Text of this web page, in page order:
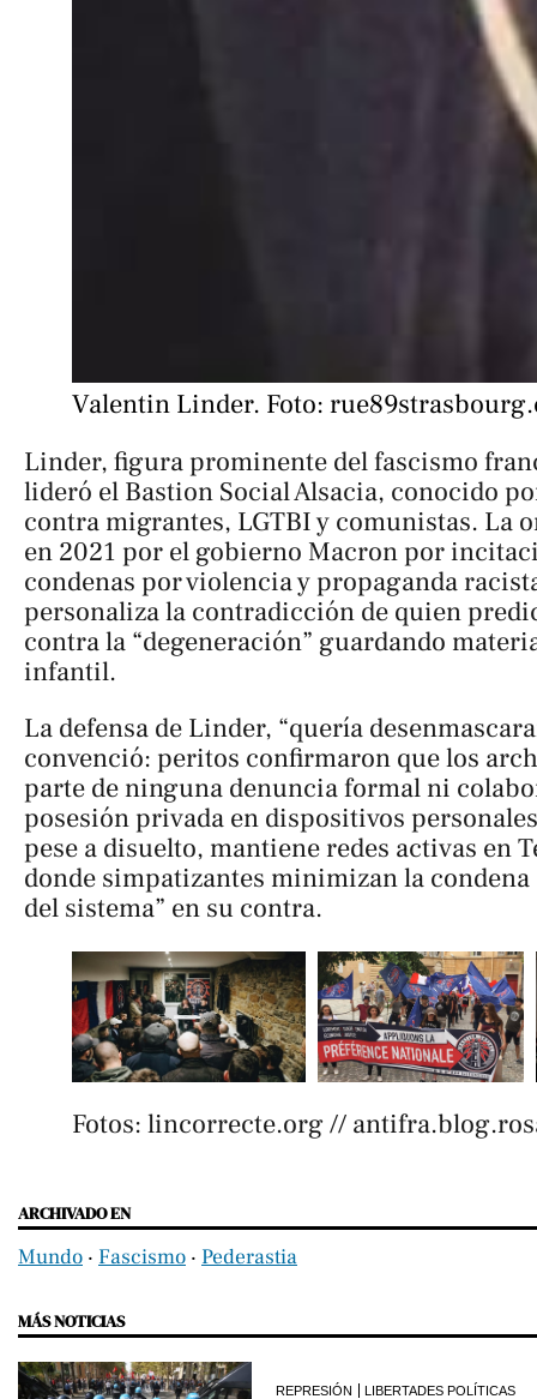
Valentin Linder. Foto:
Linder, figura prominente del fascismo
lideró el Bastion Social Alsacia, conocido
contra migrantes, LGTBI y comunistas. La
en 2021 por el gobierno Macron por
condenas por violencia y propaganda
personaliza la contradicción de quien
contra la “degeneración” guardando
infantil.
La defensa de Linder, “quería
convenció: peritos confirmaron que los
parte de ninguna denuncia formal ni
posesión privada en dispositivos
pese a disuelto, mantiene redes activas en
donde simpatizantes minimizan la
del sistema” en su contra.
Fotos: lincorrecte.org //
ARCHIVADO EN
Mundo ‧ Fascismo ‧ Pederastia
MÁS NOTICIAS
REPRESIÓN LIBERTADES POLÍTICAS